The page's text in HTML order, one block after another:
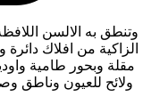
وتنطق به الالسن
الزاكية من افلاك
مقلة وبحور طامية
ولائح للعيون